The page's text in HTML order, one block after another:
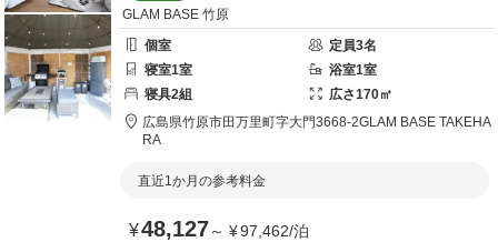
GLAM BASE 竹原
個室
定員3名
寝室1室 浴室1室
寝具2組 広さ170㎡
広島県竹原市田万里町字大門3668-2GLAM BASE TAKEHA
RA
直近1か月の参考料金
¥48,127～ ¥97,462/泊